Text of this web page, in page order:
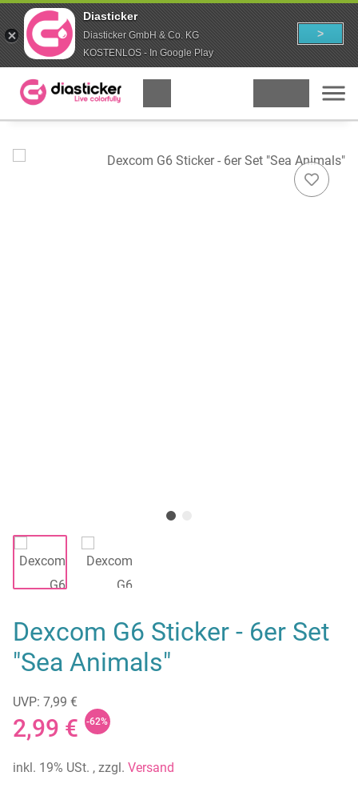
Diasticker
Diasticker GmbH & Co. KG
KOSTENLOS - In Google Play
>
Dexcom G6 Sticker - 6er Set
"Sea Animals"
UVP: 7,99 €
2,99 € -62%
inkl. 19% USt. , zzgl. Versand